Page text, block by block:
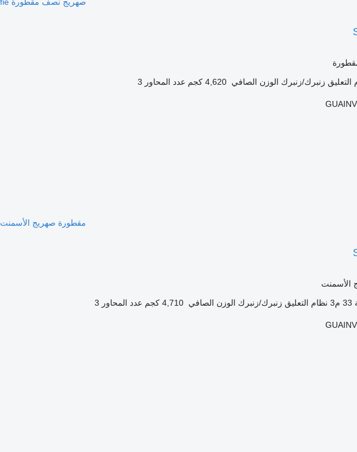
التعليق زنبرك/زنبرك الوزن الصافي 4,620 كجم عدد المحاور 3
مقطورة صهريج الأسمنت Spitzer Non spécifié
الأسمنت
33 م3 نظام التعليق زنبرك/زنبرك الوزن الصافي 4,710 كجم عدد المحاور 3